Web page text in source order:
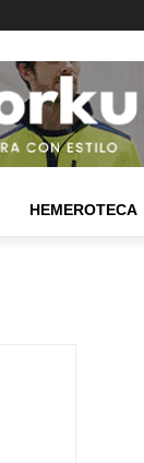
HEMEROTECA